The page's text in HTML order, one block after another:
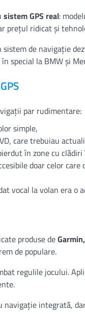
sistem GPS real:
prețul ridicat și
de navigație
special la BMW și
par rudimentare:
simple,
care trebuiau
în zone cu
doar celor care
vocal la volan era o
produse de
de populare.
regulile jocului.
integrată,